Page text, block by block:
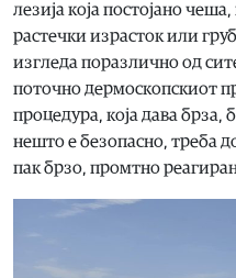
лезија која постојано
растечки израсток или
изгледа поразлично од
поточно дермоскопскиот
процедура, која дава брза,
нешто е безопасно, треба
пак брзо, промтно